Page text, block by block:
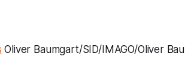
Oliver Baumgart/SID/IMAGO/Oliver